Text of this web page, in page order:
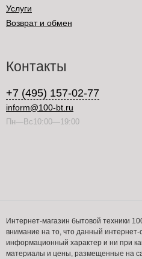
Услуги
Возврат и обмен
Контакты
+7 (495) 157-02-77
inform@100-bt.ru
Пн—Вс10:00—19:00
Интернет-магазин бытовой техники
внимание на то, что данный интернет-
информационный характер и ни при
материалы и цены, размещенные на